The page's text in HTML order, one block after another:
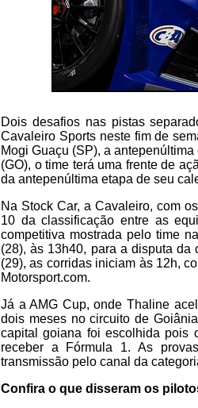
Dois desafios nas pistas
Cavaleiro Sports neste fim de
Mogi Guaçu (SP), a
(GO), o time terá uma frente de
da antepenúltima etapa de seu
Na Stock Car, a Cavaleiro, com
10 da classificação entre as
competitiva mostrada pelo time
(28), às 13h40, para a disputa da
(29), as corridas iniciam às 12h,
Motorsport.com.
Já a AMG Cup, onde Thaline
dois meses no circuito de
capital goiana foi escolhida pois
receber a Fórmula 1. As
transmissão pelo canal da
Confira o que disseram os